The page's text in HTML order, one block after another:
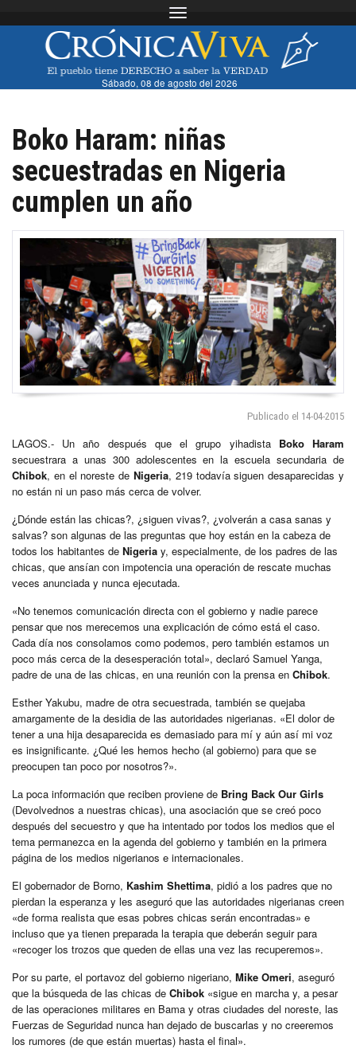
Toggle navigation
Sábado, 08 de agosto del 2026
Boko Haram: niñas
secuestradas en Nigeria
cumplen un año
Publicado el 14-04-2015
LAGOS.- Un año después que el grupo yihadista Boko Haram
secuestrara a unas 300 adolescentes en la escuela secundaria de
Chibok, en el noreste de Nigeria, 219 todavía siguen desaparecidas y
no están ni un paso más cerca de volver.
¿Dónde están las chicas?, ¿siguen vivas?, ¿volverán a casa sanas y
salvas? son algunas de las preguntas que hoy están en la cabeza de
todos los habitantes de Nigeria y, especialmente, de los padres de las
chicas, que ansían con impotencia una operación de rescate muchas
veces anunciada y nunca ejecutada.
«No tenemos comunicación directa con el gobierno y nadie parece
pensar que nos merecemos una explicación de cómo está el caso.
Cada día nos consolamos como podemos, pero también estamos un
poco más cerca de la desesperación total», declaró Samuel Yanga,
padre de una de las chicas, en una reunión con la prensa en Chibok.
Esther Yakubu, madre de otra secuestrada, también se quejaba
amargamente de la desidia de las autoridades nigerianas. «El dolor de
tener a una hija desaparecida es demasiado para mí y aún así mi voz
es insignificante. ¿Qué les hemos hecho (al gobierno) para que se
preocupen tan poco por nosotros?».
La poca información que reciben proviene de Bring Back Our Girls
(Devolvednos a nuestras chicas), una asociación que se creó poco
después del secuestro y que ha intentado por todos los medios que el
tema permanezca en la agenda del gobierno y también en la primera
página de los medios nigerianos e internacionales.
El gobernador de Borno, Kashim Shettima, pidió a los padres que no
pierdan la esperanza y les aseguró que las autoridades nigerianas creen
«de forma realista que esas pobres chicas serán encontradas» e
incluso que ya tienen preparada la terapia que deberán seguir para
«recoger los trozos que queden de ellas una vez las recuperemos».
Por su parte, el portavoz del gobierno nigeriano, Mike Omeri, aseguró
que la búsqueda de las chicas de Chibok «sigue en marcha y, a pesar
de las operaciones militares en Bama y otras ciudades del noreste, las
Fuerzas de Seguridad nunca han dejado de buscarlas y no creeremos
los rumores (de que están muertas) hasta el final».